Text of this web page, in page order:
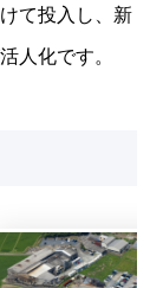
て投入し、新
人化です。